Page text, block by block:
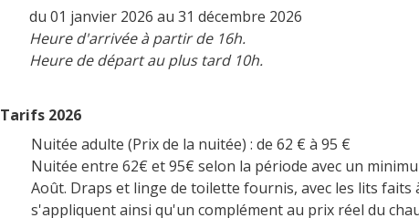
du 01 janvier 2026 au 31 décembre 2026
Heure d'arrivée à partir de 16h.
Heure de départ au plus tard 10h.
Tarifs 2026
Nuitée adulte (Prix de la nuitée) : de 62 € à 95 €
Nuitée entre 62€ et 95€ selon la période avec un
Août. Draps et linge de toilette fournis, avec les lits faits
s'appliquent ainsi qu'un complément au prix réel du